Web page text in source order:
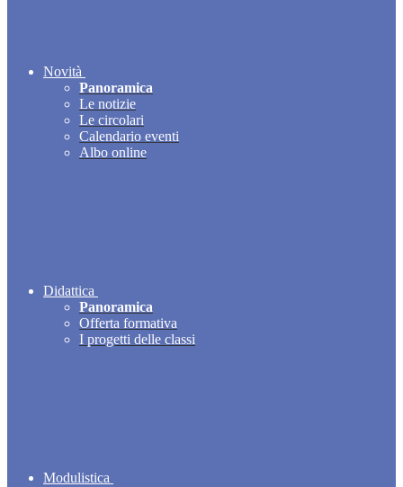
Novità
Panoramica
Le notizie
Le circolari
Calendario eventi
Albo online
Didattica
Panoramica
Offerta formativa
I progetti delle classi
Modulistica